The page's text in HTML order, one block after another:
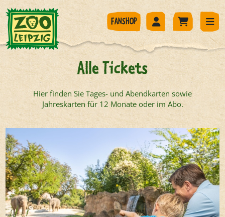
FANSHOP
Alle Tickets
Hier finden Sie Tages- und Abendkarten sowie
Jahreskarten für 12 Monate oder im Abo.